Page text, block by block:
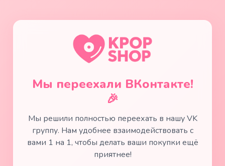
Мы переехали ВКонтакте!
🎉
Мы решили полностью переехать в нашу VK
группу. Нам удобнее взаимодействовать с
вами 1 на 1, чтобы делать ваши покупки ещё
приятнее!